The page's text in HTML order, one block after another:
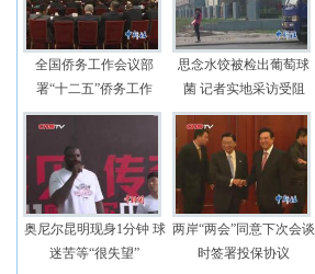
全国侨务工作会议部
署“十二五”侨务工作
思念水饺被检出葡萄球
菌 记者实地采访受阻
奥尼尔昆明现身1分钟 球
迷苦等“很失望”
两岸“两会”同意下次会谈
时签署投保协议